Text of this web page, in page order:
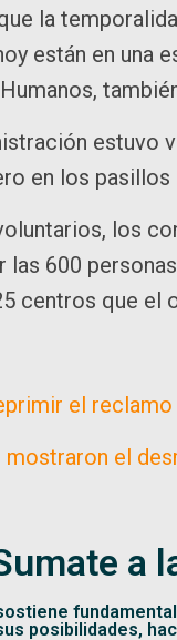
la
están en una
estuvo
en los
los
las 600
centros que el
el
el
a
posibilidades,